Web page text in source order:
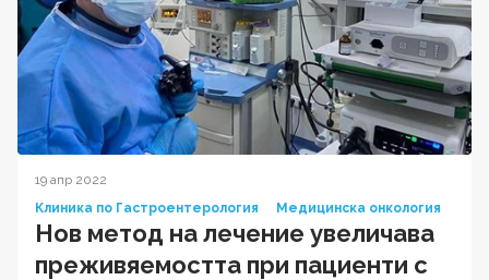
19 апр 2022
Клиника по Гастроентерология
Медицинска онкология
Нов метод на лечение увеличава
преживяемостта при пациенти с